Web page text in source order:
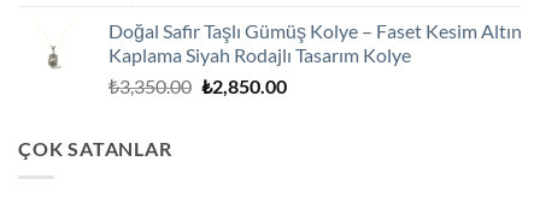
₺3,250.00.fiyat:
₺2,750.00.
Doğal Safir Taşlı Gümüş Kolye – Faset Kesim Altın
Kaplama Siyah Rodajlı Tasarım Kolye
₺3,350.00 Orijinal
₺2,850.00Şu
ÇOK SATANLAR